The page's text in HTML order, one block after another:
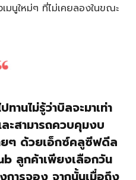
มนูใหม่ๆ ที่ไม่เคยลองในขณะ
ทานไม่รู้ว่าบิลจะมาเท่า
ะสามารถควบคุมงบ
ยๆ ด้วยเอ็กซ์คลูซีฟดีล
ลูกค้าเพียงเลือกวัน
การจอง จากนั้นเมื่อถึง